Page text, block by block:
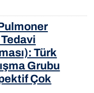
Tedavi
Türk
Grubu
Çok